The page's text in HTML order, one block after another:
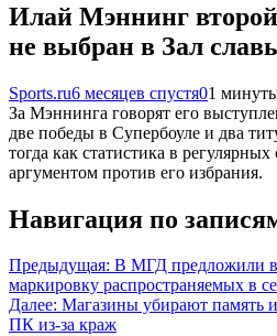
Илай Мэннинг второй
не выбран в Зал
Sports.ru6 месяцев спустя01
За Мэннинга говорят его
две победы в Супербоуле и два
тогда как статистика в
аргументом против его избрания.
Навигация по
Предыдущая: В МГД предложили
маркировку распространяемых в
Далее: Магазины убирают память
ПК из-за краж